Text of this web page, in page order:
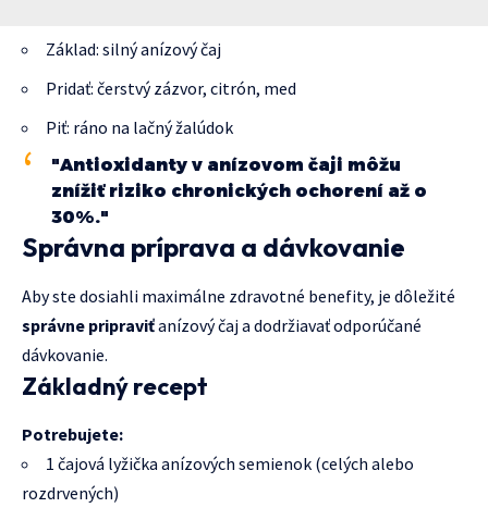
Základ: silný anízový čaj
Pridať: čerstvý zázvor, citrón, med
Piť: ráno na lačný žalúdok
"Antioxidanty v anízovom čaji môžu
znížiť riziko chronických ochorení až o
30%."
Správna príprava a dávkovanie
Aby ste dosiahli maximálne zdravotné benefity, je dôležité
správne pripraviťanízový čaj a dodržiavať odporúčané
dávkovanie.
Základný recept
Potrebujete:
1 čajová lyžička anízových semienok (celých alebo
rozdrvených)